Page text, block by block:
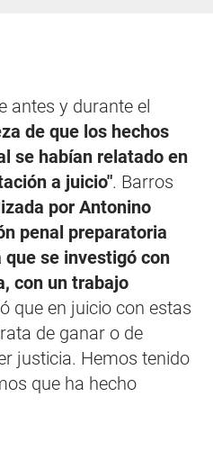
antes y durante el
de que los hechos
se habían relatado en
a juicio". Barros
por Antonino
penal preparatoria
que se investigó con
con un trabajo
que en juicio con estas
de ganar o de
justicia. Hemos tenido
que ha hecho